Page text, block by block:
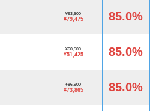
¥93,500
¥79,475 85.0%
¥60,500
¥51,425 85.0%
¥86,900
¥73,865 85.0%